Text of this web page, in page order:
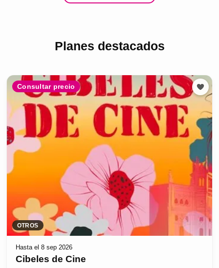
Planes destacados
Consultar precio
OTROS
Hasta el 8 sep 2026
Cibeles de Cine